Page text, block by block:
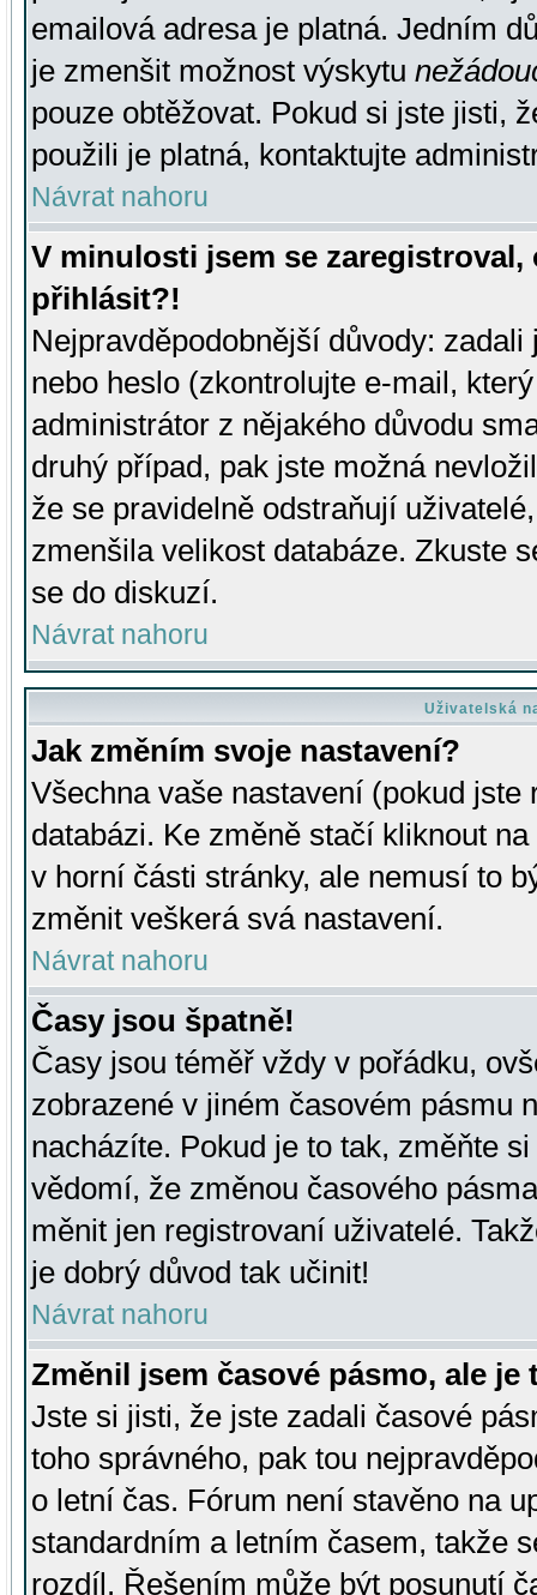
emailová adresa je platná. Jedním
je zmenšit možnost výskytu
pouze obtěžovat. Pokud si jste jisti,
použili je platná, kontaktujte
Návrat nahoru
V minulosti jsem se
přihlásit?!
Nejpravděpodobnější důvody:
nebo heslo (zkontrolujte e-mail,
administrátor z nějakého důvodu
druhý případ, pak jste možná
že se pravidelně odstraňují
zmenšila velikost databáze. Zkuste
se do diskuzí.
Návrat nahoru
Uživatelská
Jak změním svoje nastavení?
Všechna vaše nastavení (pokud
databázi. Ke změně stačí kliknout
v horní části stránky, ale nemusí to
změnit veškerá svá nastavení.
Návrat nahoru
Časy jsou špatně!
Časy jsou téměř vždy v pořádku,
zobrazené v jiném časovém pásmu
nacházíte. Pokud je to tak, změňte
vědomí, že změnou časového
měnit jen registrovaní uživatelé.
je dobrý důvod tak učinit!
Návrat nahoru
Změnil jsem časové pásmo, ale je
Jste si jisti, že jste zadali časové
toho správného, pak tou
o letní čas. Fórum není stavěno na
standardním a letním časem, takže
rozdíl. Řešením může být posunutí